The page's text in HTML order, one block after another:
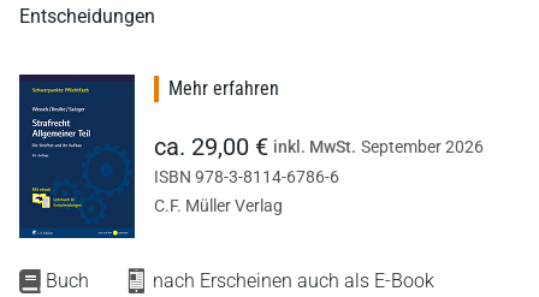
Entscheidungen
Buch
nach Erscheinen auch als E-Book
Mehr erfahren
ca. 29,00 € inkl. MwSt. September 2026
ISBN 978-3-8114-6786-6
C.F. Müller Verlag